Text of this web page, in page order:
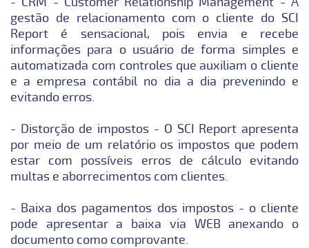
gestão de relacionamento com o cliente do SCI
Report é sensacional, pois envia e recebe
informações para o usuário de forma simples e
automatizada com controles que auxiliam o cliente
e a empresa contábil no dia a dia prevenindo e
evitando erros.
- Distorção de impostos - O SCI Report apresenta
por meio de um relatório os impostos que podem
estar com possíveis erros de cálculo evitando
multas e aborrecimentos com clientes.
- Baixa dos pagamentos dos impostos - o cliente
pode apresentar a baixa via WEB anexando o
documento como comprovante.